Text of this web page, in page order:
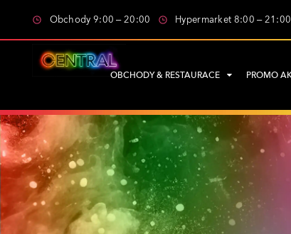
Obchody 9:00 – 20:00 Hypermarket 8:00 – 21:00
OBCHODY & RESTAURACE PROMO